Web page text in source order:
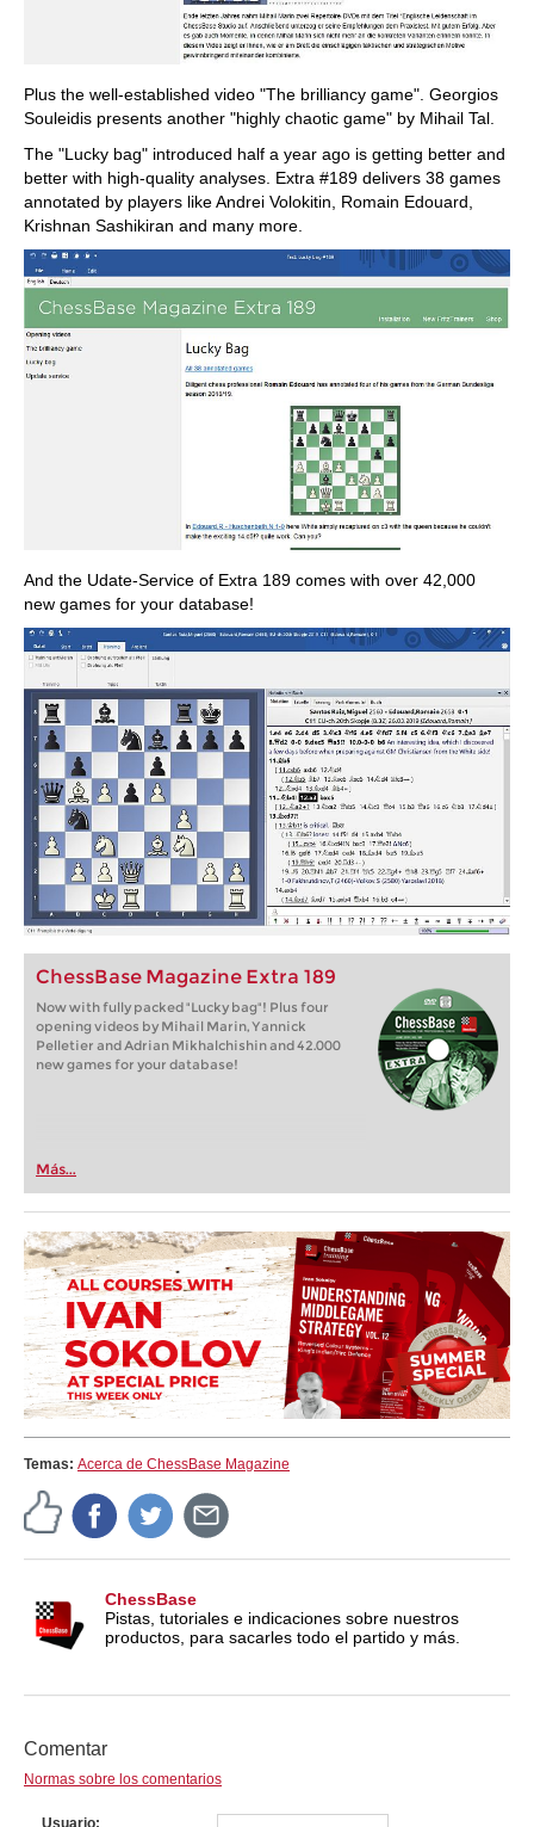
Plus the well-established video "The brilliancy game". Georgios
Souleidis presents another "highly chaotic game" by Mihail Tal.
The "Lucky bag" introduced half a year ago is getting better and
better with high-quality analyses. Extra #189 delivers 38 games
annotated by players like Andrei Volokitin, Romain Edouard,
Krishnan Sashikiran and many more.
And the Udate-Service of Extra 189 comes with over 42,000
new games for your database!
ChessBase Magazine Extra 189
Now with fully packed "Lucky bag"! Plus four
opening videos by Mihail Marin, Yannick
Pelletier and Adrian Mikhalchishin and 42.000
new games for your database!
Más...
Temas: Acerca de ChessBase Magazine
ChessBase
Pistas, tutoriales e indicaciones sobre nuestros
productos, para sacarles todo el partido y más.
Comentar
Normas sobre los comentarios
Usuario